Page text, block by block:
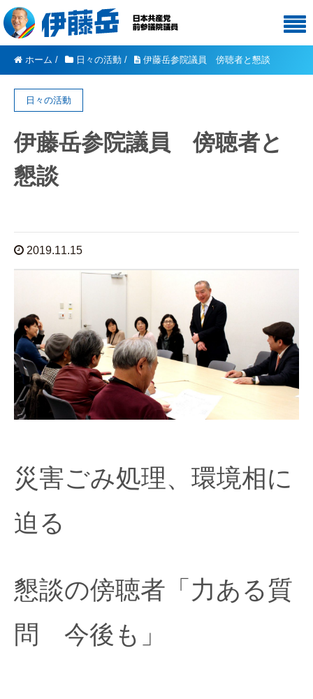
ホーム / 日々の活動 / 伊藤岳参院議員 傍聴者と懇談
日々の活動
伊藤岳参院議員 傍聴者と
懇談
2019.11.15
災害ごみ処理、環境相に
迫る
懇談の傍聴者「力ある質
問 今後も」